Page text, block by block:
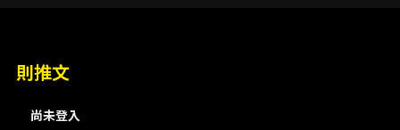
練習與個別學習中難以獲得的「現場修正」與
細節（例如如何在不搶走旋律的前提下維持推進
則推文
尚未登入